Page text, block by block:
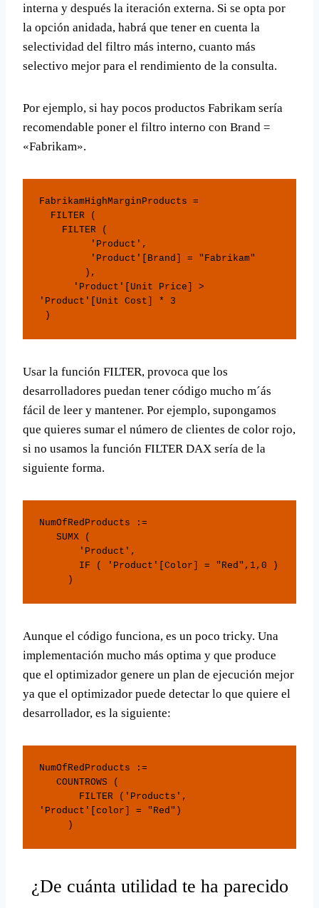
interna y después la iteración externa. Si se opta por
la opción anidada, habrá que tener en cuenta la
selectividad del filtro más interno, cuanto más
selectivo mejor para el rendimiento de la consulta.
Por ejemplo, si hay pocos productos Fabrikam sería
recomendable poner el filtro interno con Brand =
«Fabrikam».
FabrikamHighMarginProducts =
'Product'[Unit Cost] * 3
)
Usar la función FILTER, provoca que los
desarrolladores puedan tener código mucho m´ás
fácil de leer y mantener. Por ejemplo, supongamos
que quieres sumar el número de clientes de color rojo,
si no usamos la función FILTER DAX sería de la
siguiente forma.
NumOfRedProducts :=
     )
Aunque el código funciona, es un poco tricky. Una
implementación mucho más optima y que produce
que el optimizador genere un plan de ejecución mejor
ya que el optimizador puede detectar lo que quiere el
desarrollador, es la siguiente:
NumOfRedProducts :=
'Product'[color] = "Red")
     )
¿De cuánta utilidad te ha parecido